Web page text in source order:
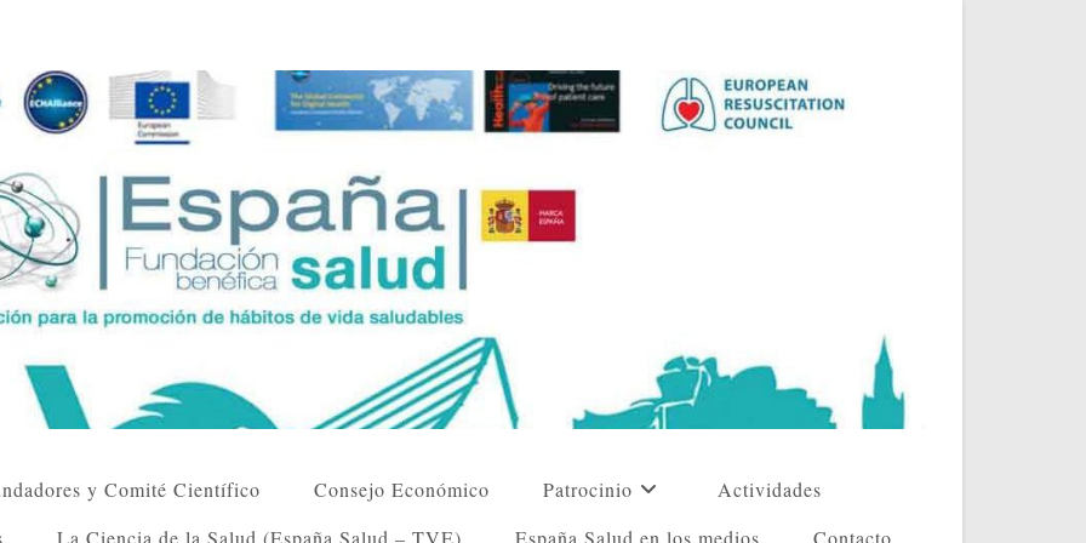
y Comité Científico Consejo Económico Patrocinio
Actividades
La Ciencia de la Salud (España Salud – TVE) España Salud en los medios Contacto